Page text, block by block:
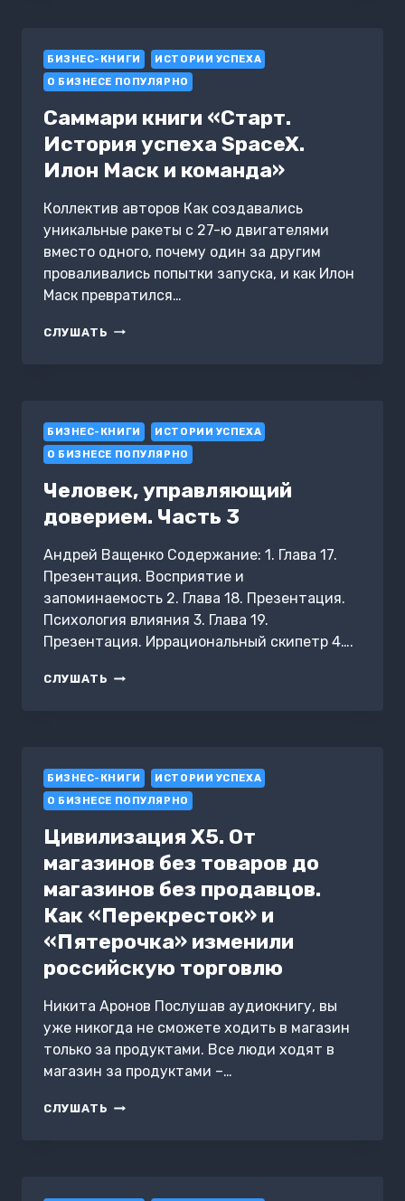
ПОРЯДОК
И
ЧТО
С
ЭТИМ
ДЕЛАТЬ.
ПОЧЕМУ
НАЦИИ
И
ТЕРПЯТ
ПОРАЖЕНИЯ.
ДАЛИО
БИЗНЕС-КНИГИ
ИСТОРИИ УСПЕХА
О БИЗНЕСЕ ПОПУЛЯРНО
Саммари книги «Старт.
История успеха SpaceX.
Илон Маск и команда»
Коллектив авторов Как создавались
уникальные ракеты с 27-ю двигателями
вместо одного, почему один за другим
проваливались попытки запуска, и как Илон
Маск превратился…
СЛУШАТЬ САММАРИ
ИЛОН
МАСК
И
КОМАНДА»
БИЗНЕС-КНИГИ
ИСТОРИИ УСПЕХА
О БИЗНЕСЕ ПОПУЛЯРНО
Человек, управляющий
доверием. Часть 3
Андрей Ващенко Содержание: 1. Глава 17.
Презентация. Восприятие и
запоминаемость 2. Глава 18. Презентация.
Психология влияния 3. Глава 19.
Презентация. Иррациональный скипетр 4….
СЛУШАТЬ ЧЕЛОВЕК,
БИЗНЕС-КНИГИ
ИСТОРИИ УСПЕХА
О БИЗНЕСЕ ПОПУЛЯРНО
Цивилизация X5. От
магазинов без товаров до
магазинов без продавцов.
Как «Перекресток» и
«Пятерочка» изменили
российскую торговлю
Никита Аронов Послушав аудиокнигу, вы
уже никогда не сможете ходить в магазин
только за продуктами. Все люди ходят в
магазин за продуктами –…
СЛУШАТЬ ЦИВИЛИЗАЦИЯ